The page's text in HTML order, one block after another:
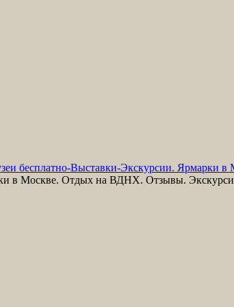
бесплатно-Выставки-Экскурсии. Ярмарки в
в Москве. Отдых на ВДНХ. Отзывы. Экскурсии